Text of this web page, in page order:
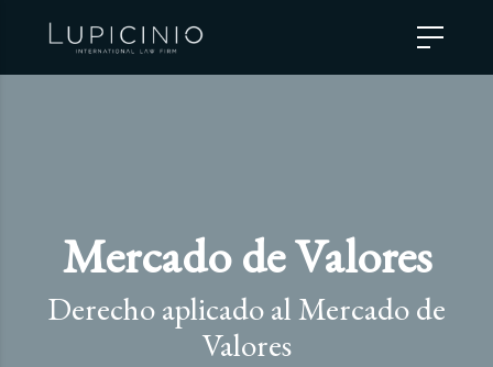
Mercado de Valores
Derecho aplicado al Mercado de
Valores